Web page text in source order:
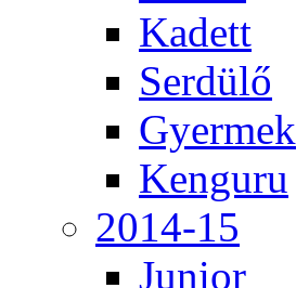
Kadett
Serdülő
Gyermek
Kenguru
2014-15
Junior